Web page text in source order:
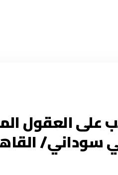
على العقول
سوداني/